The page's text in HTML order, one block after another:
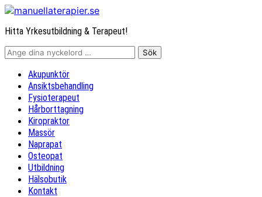
Hitta Yrkesutbildning & Terapeut!
Akupunktör
Ansiktsbehandling
Fysioterapeut
Hårborttagning
Kiropraktor
Massör
Naprapat
Osteopat
Utbildning
Hälsobutik
Kontakt